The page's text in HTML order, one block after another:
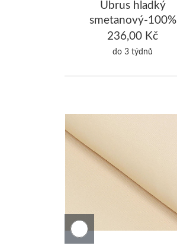
Ubrus hladký
smetanový-100%
Bavlna 120x120cm
236,00 Kč
do 3 týdnů